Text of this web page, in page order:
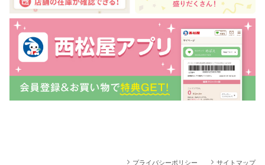
プライバシーポリシー サイトマップ